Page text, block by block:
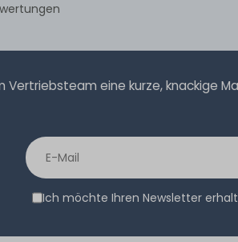
Vertriebsteam eine kurze, knackige
Ich möchte Ihren Newsletter